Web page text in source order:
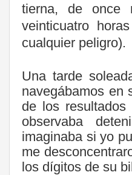
tierna, de once
veinticuatro
cualquier peligro).
Una tarde
navegábamos en
de los
observaba
imaginaba si yo
me
los dígitos de su